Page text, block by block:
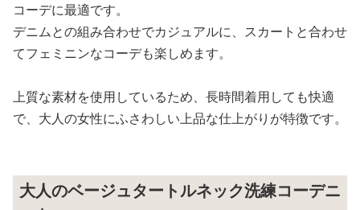
コーデに最適です。
デニムとの組み合わせでカジュアルに、スカートと合わせ
てフェミニンなコーデも楽しめます。
上質な素材を使用しているため、長時間着用しても快適
で、大人の女性にふさわしい上品な仕上がりが特徴です。
大人のベージュタートルネック洗練コーデニ